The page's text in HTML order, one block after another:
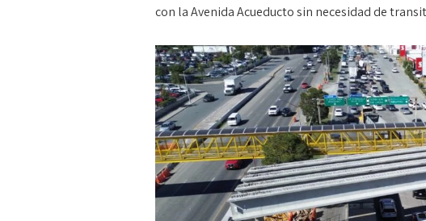
con la Avenida Acueducto sin necesidad de